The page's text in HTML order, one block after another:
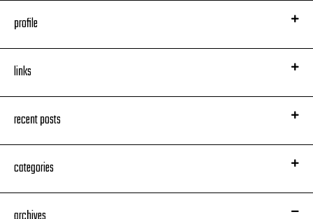
profile
links
recent posts
categories